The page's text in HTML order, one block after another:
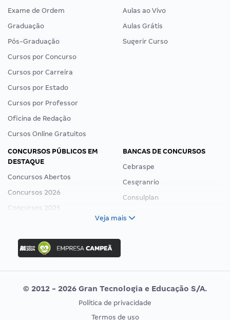
Exame de Ordem
Graduação
Pós-Graduação
Cursos por Concurso
Cursos por Carreira
Cursos por Estado
Cursos por Professor
Oficina de Redação
Cursos Online Gratuitos
Aulas ao Vivo
Aulas Grátis
Sugerir Curso
CONCURSOS PÚBLICOS EM
DESTAQUE
Concursos Abertos
Concursos 2026
Concursos 2025
Concurso Ibama
Concurso MPU
Editais publicados
BANCAS DE CONCURSOS
Cebraspe
Cesgranrio
Consulplan
Vunesp
CONCURSOS POR PROFISSÃO
EXAME DE ORDEM
Veja mais
© 2012 - 2026 Gran Tecnologia e Educação S/A.
Política de privacidade
Termos de uso